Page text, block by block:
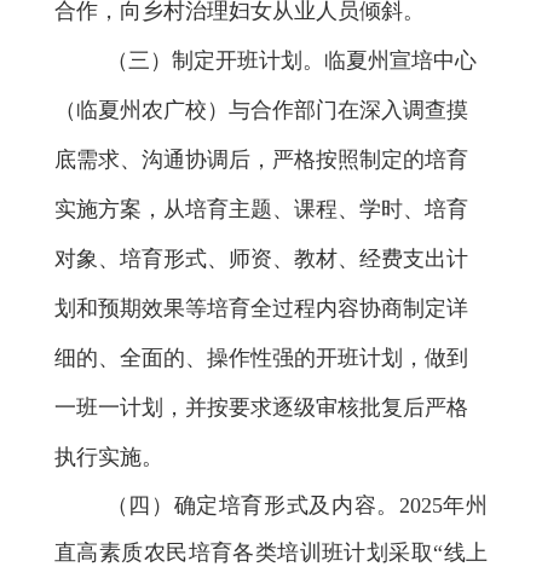
合作，向乡村治理妇女从业人员倾斜。
（三 ）制定开班计划。 临夏州 宣培中心
（临夏州农广校） 与合作部门在深入调查摸
底需求、沟通协调 后，严格按照制定的培育
实施方案，从培育主题、课程、学时、培育
对象、培育形式、师资、教材、经费支出计
划和预期效果等培育全过程内容协商制定详
细的、全面的、操作性强的开班计划，做到
一班一计划 ， 并按要求逐级审核批复后严格
执行实施。
（四）确定培育形式及内容。 2025年州
直高素质农民培育各类培训班计划采取“线上